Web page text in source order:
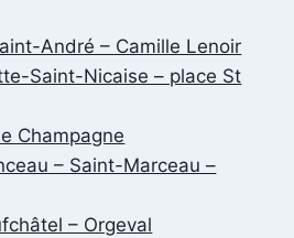
André – Camille Lenoir
Saint-Nicaise – place St
Champagne
– Saint-Marceau –
– Orgeval